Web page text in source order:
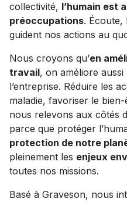
collectivité, l’humain est
préoccupations. Écoute,
guident nos actions au
Nous croyons qu’en
travail, on améliore
l’entreprise. Réduire les
maladie, favoriser le bien-
nous relevons aux côtés
parce que protéger
protection de notre
pleinement les enjeux
toutes nos missions.
Basé à Graveson, nous